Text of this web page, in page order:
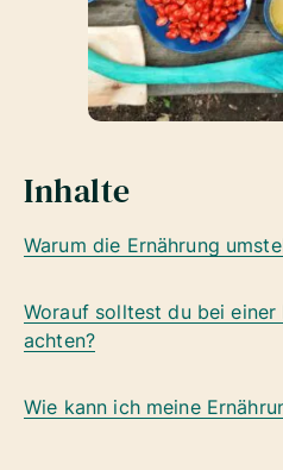
Inhalte
Warum die Ernährung
Worauf solltest du bei einer
achten?
Wie kann ich meine